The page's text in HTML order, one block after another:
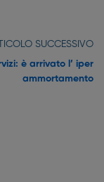
SUCCESSIVO
è arrivato l’ iper
ammortamento